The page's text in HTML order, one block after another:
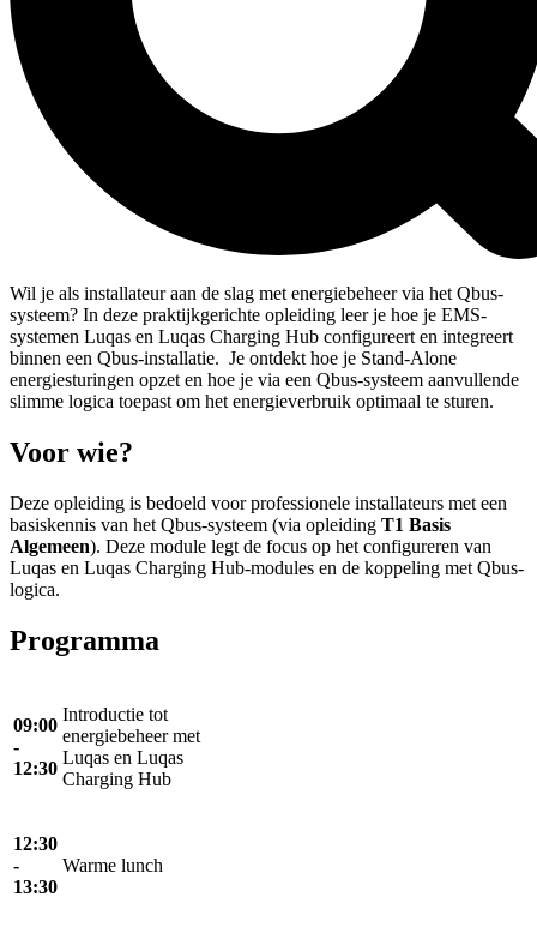
Wil je als installateur aan de slag met energiebeheer via het Qbus-
systeem? In deze praktijkgerichte opleiding leer je hoe je EMS-
systemen Luqas en Luqas Charging Hub configureert en integreert
binnen een Qbus-installatie. Je ontdekt hoe je Stand-Alone
energiesturingen opzet en hoe je via een Qbus-systeem aanvullende
slimme logica toepast om het energieverbruik optimaal te sturen.
Voor wie?
Deze opleiding is bedoeld voor professionele installateurs met een
basiskennis van het Qbus-systeem (via opleiding T1 Basis
Algemeen). Deze module legt de focus op het configureren van
Luqas en Luqas Charging Hub-modules en de koppeling met Qbus-
logica.
Programma
09:00
-
12:30
Introductie tot
energiebeheer met
Luqas en Luqas
Charging Hub
12:30
-
13:30
Warme lunch